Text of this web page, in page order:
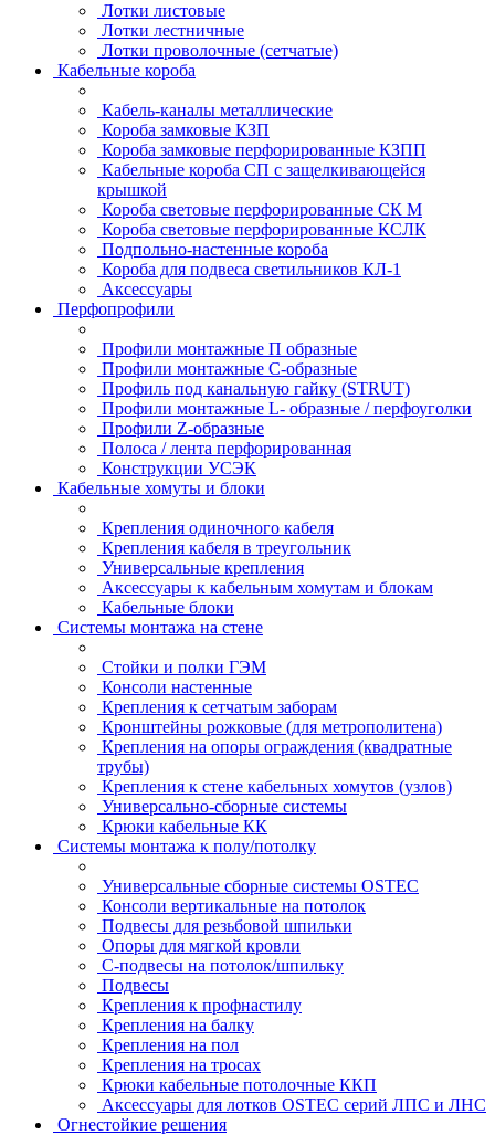
Лотки листовые
Лотки лестничные
Лотки проволочные (сетчатые)
Кабельные короба
Кабель-каналы металлические
Короба замковые КЗП
Короба замковые перфорированные КЗПП
Кабельные короба СП с защелкивающейся
крышкой
Короба световые перфорированные СК М
Короба световые перфорированные КСЛК
Подпольно-настенные короба
Короба для подвеса светильников КЛ-1
Аксессуары
Перфопрофили
Профили монтажные П образные
Профили монтажные C-образные
Профиль под канальную гайку (STRUT)
Профили монтажные L- образные / перфоуголки
Профили Z-образные
Полоса / лента перфорированная
Конструкции УСЭК
Кабельные хомуты и блоки
Крепления одиночного кабеля
Крепления кабеля в треугольник
Универсальные крепления
Аксессуары к кабельным хомутам и блокам
Кабельные блоки
Системы монтажа на стене
Стойки и полки ГЭМ
Консоли настенные
Крепления к сетчатым заборам
Кронштейны рожковые (для метрополитена)
Крепления на опоры ограждения (квадратные
трубы)
Крепления к стене кабельных хомутов (узлов)
Универсально-сборные системы
Крюки кабельные КК
Системы монтажа к полу/потолку
Универсальные сборные системы OSTEC
Консоли вертикальные на потолок
Подвесы для резьбовой шпильки
Опоры для мягкой кровли
С-подвесы на потолок/шпильку
Подвесы
Крепления к профнастилу
Крепления на балку
Крепления на пол
Крепления на тросах
Крюки кабельные потолочные ККП
Аксессуары для лотков OSTEC серий ЛПС и ЛНС
Огнестойкие решения